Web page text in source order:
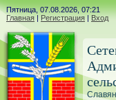
Пятница, 07.08.2026, 07:21
Главная | Регистрация | Вход